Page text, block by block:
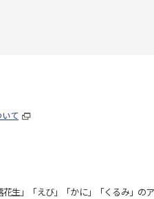
て
生」「えび」「かに」「くるみ」の